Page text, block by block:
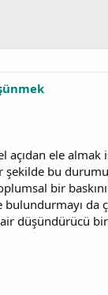
ele almak
bu durumu
bir
da
düşündürücü